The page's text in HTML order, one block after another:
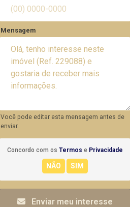
Mensagem
Você pode editar esta mensagem antes de
enviar.
Concordo com os Termos e Privacidade
Enviar meu interesse